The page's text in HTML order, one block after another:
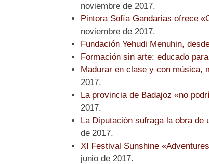
noviembre de 2017.
Pintora Sofía Gandarias ofrece
noviembre de 2017.
Fundación Yehudi Menuhin,
Formación sin arte: educado
Madurar en clase y con música,
2017.
La provincia de Badajoz «no
2017.
La Diputación sufraga la obra de
de 2017.
XI Festival Sunshine
junio de 2017.